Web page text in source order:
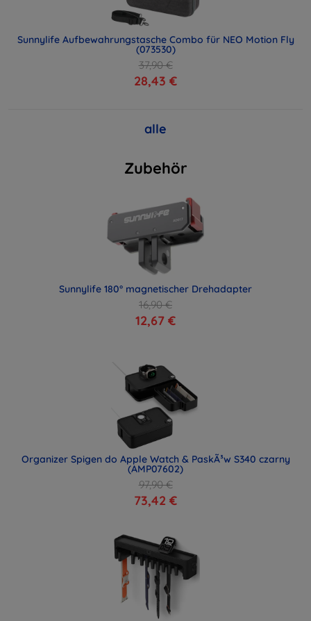
Sunnylife Aufbewahrungstasche Combo für NEO Motion Fly
(073530)
37,90 €
28,43 €
alle
Zubehör
Sunnylife 180° magnetischer Drehadapter
16,90 €
12,67 €
Organizer Spigen do Apple Watch & PaskÃ³w S340 czarny
(AMP07602)
97,90 €
73,42 €